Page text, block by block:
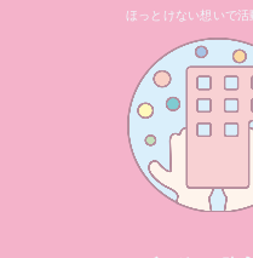
ほっとけない想いで